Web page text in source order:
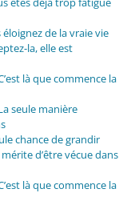
de la vraie vie
la, elle est
là que commence la
seule manière
chance de grandir
d’être vécue dans
là que commence la